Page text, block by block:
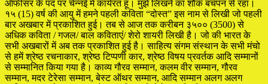
ऑफीसर के पद पर चेन्नई में कार्यरत हूं। मुझे लिखने का शौक बचपन से रहा।
१५ (15) वर्ष की आयु में हमने पहली कविता “दोस्त” इस नाम से लिखी जो पहली
बार अखबार में प्रकाशित हुई। तब से आज तक करीबन ३५०० (3500) से
अधिक कविता / गजल/ बाल कविताएं/ शेरो शायरी लिखी है। जो की भारत के
सभी अखबारों में अब तक प्रकाशित हुई है। साहित्य संगम संस्थान के सभी मंचो
से हमें श्रेष्ठ रचनाकार, श्रेष्ठ टिप्पणी कार, श्रेष्ठ विषय प्रवर्तक आदि सम्मानों
से सम्मानित किया गया है। काव्य गौरव सम्मान, कलम वीर सम्मान, गौरव
सम्मान, मदर टेरेसा सम्मान, बेस्ट ऑथर सम्मान, आदि सम्मान अलग अलग